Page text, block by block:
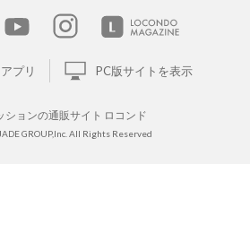
プリ PC版サイトを表示
ションの通販サイト ロコンド
GROUP,Inc. All Rights Reserved